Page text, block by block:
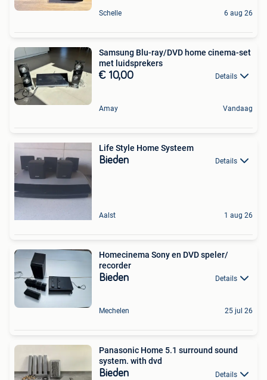
Schelle 6 aug 26
Samsung Blu-ray/DVD home cinema-set
met luidsprekers
€ 10,00 Details
Amay Vandaag
Life Style Home Systeem
Bieden Details
Aalst 1 aug 26
Homecinema Sony en DVD speler/
recorder
Bieden Details
Mechelen 25 jul 26
Panasonic Home 5.1 surround sound
system. with dvd
Bieden Details